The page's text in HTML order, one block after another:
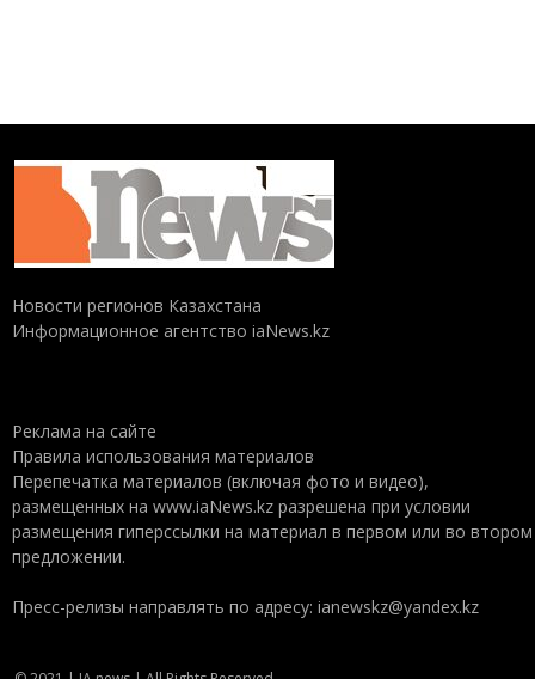
Новости регионов Казахстана
Информационное агентство iaNews.kz
Реклама на сайте
Правила использования материалов
Перепечатка материалов (включая фото и видео),
размещенных на www.iaNews.kz разрешена при условии
размещения гиперссылки на материал в первом или во втором
предложении.
Пресс-релизы направлять по адресу: ianewskz@yandex.kz